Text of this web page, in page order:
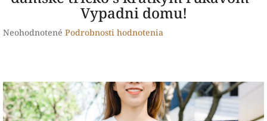
Vypadni domu!
Priemerné
0,0
z
5
hviezdičiek.
Neohodnotené Podrobnosti hodnotenia